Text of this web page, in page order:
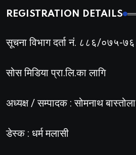
REGISTRATION DETAILS
सूचना विभाग दर्ता नं. ८८६/०७५-७६
सोस मिडिया प्रा.लि.का लागि
अध्यक्ष / सम्पादक : सोमनाथ बास्तोला
डेस्क : धर्म मलासी